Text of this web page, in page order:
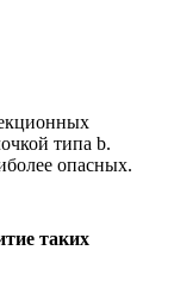
типа b.
опасных.
таких